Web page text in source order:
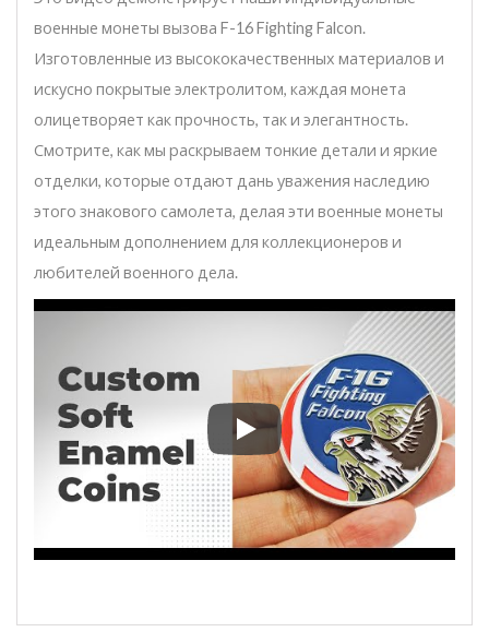
военные монеты вызова F-16 Fighting Falcon.
Изготовленные из высококачественных материалов и
искусно покрытые электролитом, каждая монета
олицетворяет как прочность, так и элегантность.
Смотрите, как мы раскрываем тонкие детали и яркие
отделки, которые отдают дань уважения наследию
этого знакового самолета, делая эти военные монеты
идеальным дополнением для коллекционеров и
любителей военного дела.
Это видео демонстрирует